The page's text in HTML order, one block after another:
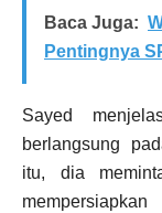
Baca Juga:
Pentingnya
Sayed
berlangsung
itu, dia